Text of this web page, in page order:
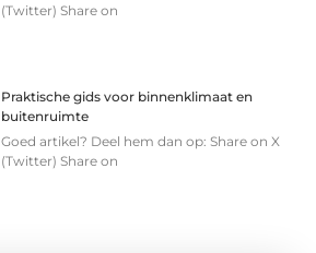
(Twitter) Share on
Praktische gids voor binnenklimaat en
buitenruimte
Goed artikel? Deel hem dan op: Share on X
(Twitter) Share on